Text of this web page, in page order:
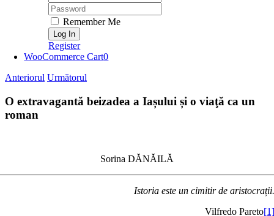
Password:
Remember Me
Register
WooCommerce Cart0
Anteriorul Următorul
O extravagantă beizadea a Iașului și o viaţă ca un
roman
Sorina DĂNĂILĂ
Istoria este un cimitir de aristocrații.
Vilfredo Pareto[1]